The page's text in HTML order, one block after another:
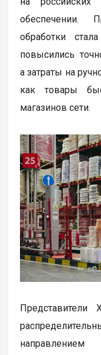
обеспечении.
обработки
повысились
а затраты на
как товары
магазинов сети.
Представители